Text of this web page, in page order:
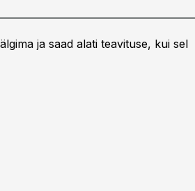
ja saad alati teavituse, kui sel